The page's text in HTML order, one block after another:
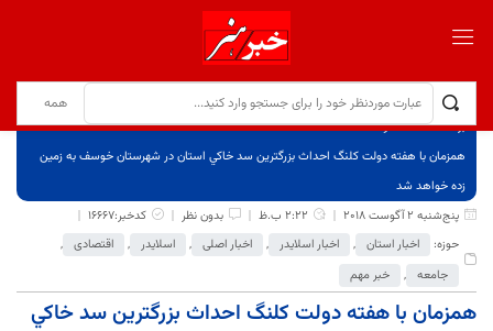
برگ نخست
نوشته‌ها
همزمان با هفته دولت كلنگ احداث بزرگترين سد خاكي استان در شهرستان خوسف به زمين
زده خواهد شد
پنج‌شنبه 2 آگوست 2018
2:22 ب.ظ بدون نظر
کدخبر:16667
حوزه:
اخبار استان , اخبار اسلایدر , اخبار اصلی , اسلایدر , اقتصادی ,
جامعه , خبر مهم
همزمان با هفته دولت كلنگ احداث بزرگترين سد خاكي